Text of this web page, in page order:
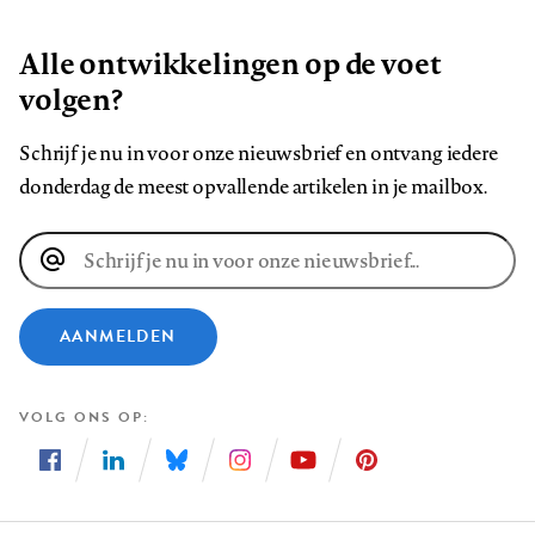
Alle ontwikkelingen op de voet
volgen?
Schrijf je nu in voor onze nieuwsbrief en ontvang iedere
donderdag de meest opvallende artikelen in je mailbox.
E-
mailadres
AANMELDEN
VOLG ONS OP
ons
ons
ons
ons
ons
ons